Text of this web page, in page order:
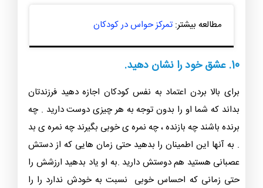
مطالعه بیشتر: تمرکز حواس در کودکان
10. عشق خود را نشان دهید.
برای بالا بردن اعتماد به نفس کودکان اجازه دهید فرزندتان
بداند که شما او را بدون توجه به هر چیزی دوست دارید . چه
برنده باشند چه بازنده ، چه نمره ی خوبی بگیرند چه نمره ی بد
. به آنها این اطمینان را بدهید حتی زمان هایی که از دستش
عصبانی هستید هم دوستش دارید .به او یاد بدهید ارزشش را
حتی زمانی که احساس خوبی نسبت به خودش ندارد را را